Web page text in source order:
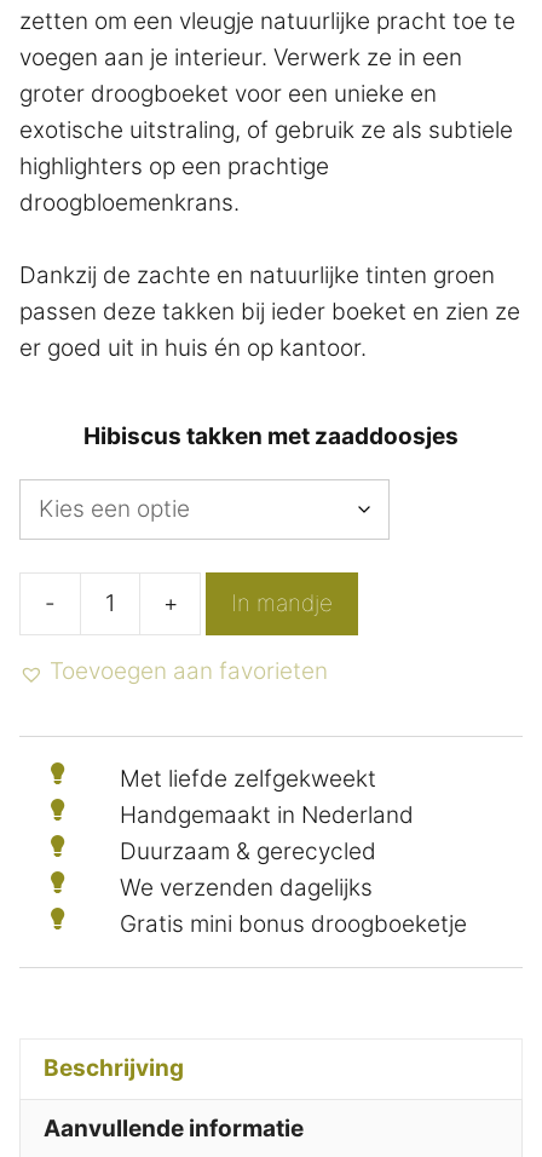
zetten om een vleugje natuurlijke pracht toe te
voegen aan je interieur. Verwerk ze in een
groter droogboeket voor een unieke en
exotische uitstraling, of gebruik ze als subtiele
highlighters op een prachtige
droogbloemenkrans.
Dankzij de zachte en natuurlijke tinten groen
passen deze takken bij ieder boeket en zien ze
er goed uit in huis én op kantoor.
Hibiscus takken met zaaddoosjes
-
Losse
droogbloemen
aantal
+ In mandje
Toevoegen aan favorieten
Met liefde zelfgekweekt
Handgemaakt in Nederland
Duurzaam & gerecycled
We verzenden dagelijks
Gratis mini bonus droogboeketje
Beschrijving
Aanvullende informatie